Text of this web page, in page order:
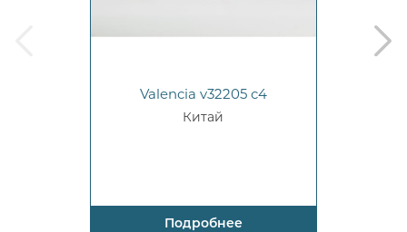
Valencia v32205 c4
Китай
Подробнее
next